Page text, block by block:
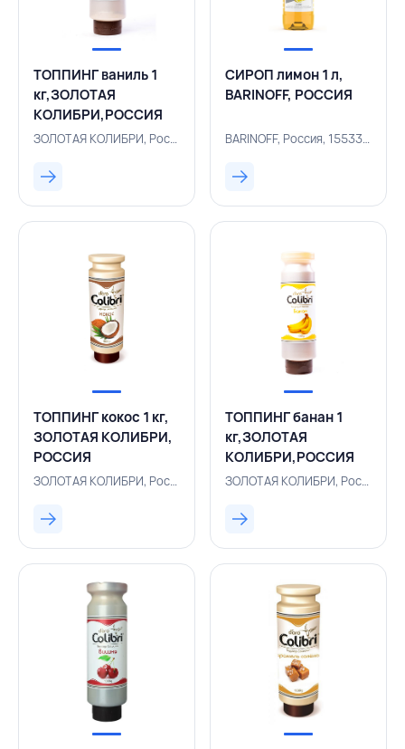
ТОППИНГ ваниль 1
кг,ЗОЛОТАЯ
КОЛИБРИ,РОССИЯ
ЗОЛОТАЯ КОЛИБРИ, Россия, 155330080
СИРОП лимон 1 л,
BARINOFF, РОССИЯ
BARINOFF, Россия, 155330311
ТОППИНГ кокос 1 кг,
ЗОЛОТАЯ КОЛИБРИ,
РОССИЯ
ЗОЛОТАЯ КОЛИБРИ, Россия, 500003238
ТОППИНГ банан 1
кг,ЗОЛОТАЯ
КОЛИБРИ,РОССИЯ
ЗОЛОТАЯ КОЛИБРИ, Россия, 155330092